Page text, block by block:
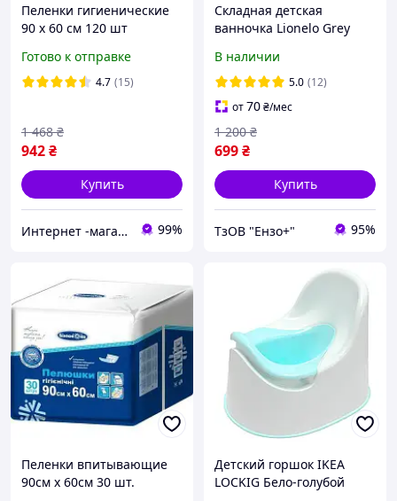
Пеленки гигиенические
90 х 60 см 120 шт
Готово к отправке
4.7 (15)
942₴
1 468 ₴
Купить
Интернет -магазин " Папуля" 99%
Складная детская
ванночка Lionelo Grey
В наличии
5.0 (12)
от70₴/мес
699₴
1 200 ₴
Купить
ТзОВ "Ензо+" 95%
Пеленки впитывающие
90см х 60см 30 шт.
Детский горшок IKEA
LOCKIG Бело-голубой